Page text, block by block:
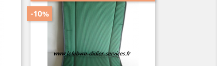
-10%